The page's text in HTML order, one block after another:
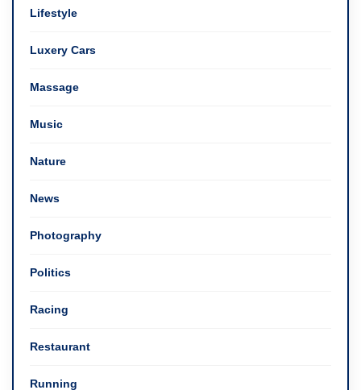
Lifestyle
Luxery Cars
Massage
Music
Nature
News
Photography
Politics
Racing
Restaurant
Running